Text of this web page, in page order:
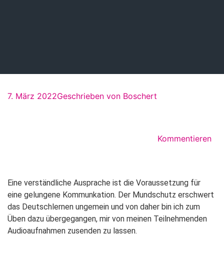
7. März 2022Geschrieben von Boschert
Kommentieren
Eine verständliche Ausprache ist die Voraussetzung für
eine gelungene Kommunkation. Der Mundschutz erschwert
das Deutschlernen ungemein und von daher bin ich zum
Üben dazu übergegangen, mir von meinen Teilnehmenden
Audioaufnahmen zusenden zu lassen.